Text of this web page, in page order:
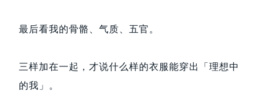
最后看我的骨骼、气质、五官。
三样加在一起，才说什么样的衣服能穿出「理想中
的我」。